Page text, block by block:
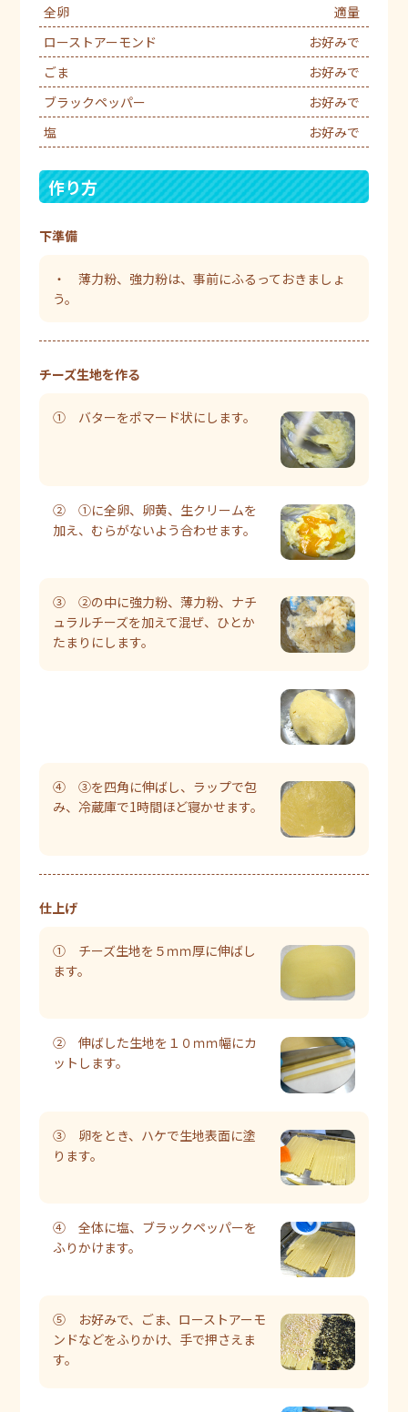
全卵
適量
ローストアーモンド
お好みで
ごま
お好みで
ブラックペッパー
お好みで
塩
お好みで
作り方
下準備
・ 薄力粉、強力粉は、事前にふるっておきましょ
う。
チーズ生地を作る
① バターをポマード状にします。
② ①に全卵、卵黄、生クリームを
加え、むらがないよう合わせます。
③ ②の中に強力粉、薄力粉、ナチ
ュラルチーズを加えて混ぜ、ひとか
たまりにします。
④ ③を四角に伸ばし、ラップで包
み、冷蔵庫で1時間ほど寝かせます。
仕上げ
① チーズ生地を５ｍｍ厚に伸ばし
ます。
② 伸ばした生地を１０ｍｍ幅にカ
ットします。
③ 卵をとき、ハケで生地表面に塗
ります。
④ 全体に塩、ブラックペッパーを
ふりかけます。
⑤ お好みで、ごま、ローストアーモ
ンドなどをふりかけ、手で押さえま
す。